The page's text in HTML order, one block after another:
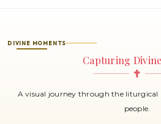
DIVINE MOMENTS
Capturing
A visual journey through the
people.